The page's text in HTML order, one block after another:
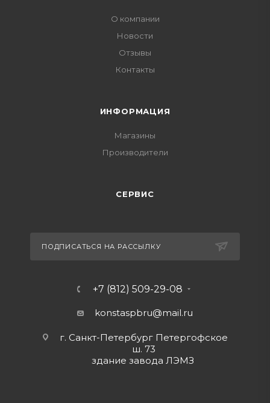
О компании
Новости
Отзывы
Контакты
ИНФОРМАЦИЯ
Магазины
Производители
СЕРВИС
ПОДПИСАТЬСЯ НА РАССЫЛКУ
+7 (812) 509-29-08
konstaspbru@mail.ru
г. Санкт-Петербург Петергофское
ш. 73
здание завода ЛЭМЗ